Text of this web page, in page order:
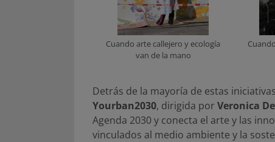
Cuando arte callejero y ecología
van de la mano
Detrás de la mayoría de estas
Yourban2030, dirigida por Veronica
Agenda 2030 y conecta el arte y las
vinculados al medio ambiente y la